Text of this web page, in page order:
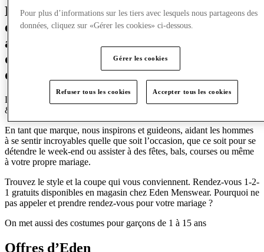
Eden Menswear est un magasin de mode
en pleine croissance, dédié à la mise en
avant de marques haut de gamme de
qualité, allant du costume aux vêtements
décontractés.
Des distributeurs de marques telles que Lyle & Scott, Penguin, Jack
& Jones, Cavani et bien d’autres.
En tant que marque, nous inspirons et guideons, aidant les hommes
à se sentir incroyables quelle que soit l’occasion, que ce soit pour se
détendre le week-end ou assister à des fêtes, bals, courses ou même
à votre propre mariage.
Trouvez le style et la coupe qui vous conviennent. Rendez-vous 1-2-
1 gratuits disponibles en magasin chez Eden Menswear. Pourquoi ne
pas appeler et prendre rendez-vous pour votre mariage ?
On met aussi des costumes pour garçons de 1 à 15 ans
Offres d’Eden
Pour plus d’informations sur les tiers avec lesquels nous partageons des
données, cliquez sur «Gérer les cookies» ci-dessous.
Gérer les cookies
Refuser tous les cookies Accepter tous les cookies